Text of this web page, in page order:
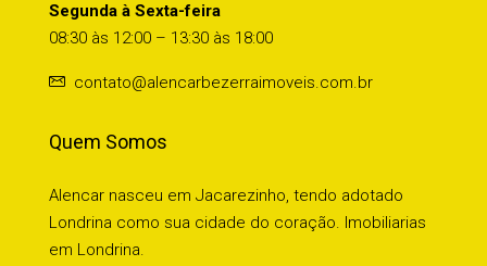
Segunda à Sexta-feira
08:30 às 12:00 – 13:30 às 18:00
contato@alencarbezerraimoveis.com.br
Quem Somos
Alencar nasceu em Jacarezinho, tendo adotado
Londrina como sua cidade do coração. Imobiliarias
em Londrina.